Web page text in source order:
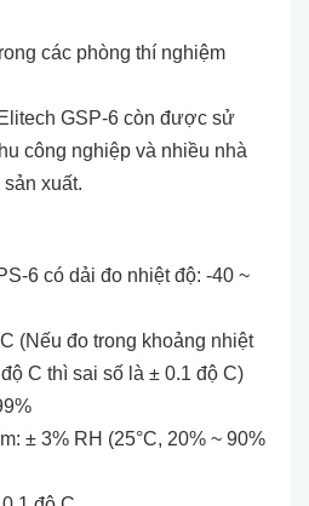
các phòng thí nghiệm
GSP-6 còn được sử
công nghiệp và nhiều nhà
xuất.
6 có dải đo nhiệt độ: -40 ~
(Nếu đo trong khoảng nhiệt
C thì sai số là ± 0.1 độ C)
± 3% RH (25°C, 20% ~ 90%